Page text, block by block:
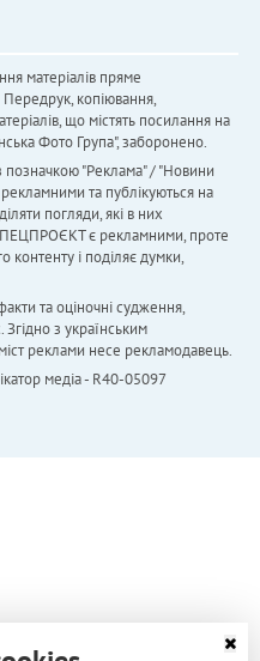
матеріалів пряме
копіювання,
що містять посилання на
Фото Група", заборонено.
позначкою "Реклама" / "Новини
та публікуються на
погляди, які в них
є рекламними, проте
контенту і поділяє думки,
та оціночні судження,
з українським
реклами несе рекламодавець.
медіа - R40-05097